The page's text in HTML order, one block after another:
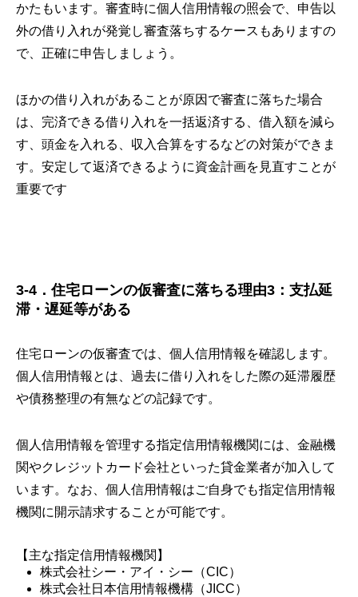
かたもいます。審査時に個人信用情報の照会で、申告以
外の借り入れが発覚し審査落ちするケースもありますの
で、正確に申告しましょう。
ほかの借り入れがあることが原因で審査に落ちた場合
は、完済できる借り入れを一括返済する、借入額を減ら
す、頭金を入れる、収入合算をするなどの対策ができま
す。安定して返済できるように資金計画を見直すことが
重要です
3-4．住宅ローンの仮審査に落ちる理由3：支払延
滞・遅延等がある
住宅ローンの仮審査では、個人信用情報を確認します。
個人信用情報とは、過去に借り入れをした際の延滞履歴
や債務整理の有無などの記録です。
個人信用情報を管理する指定信用情報機関には、金融機
関やクレジットカード会社といった貸金業者が加入して
います。なお、個人信用情報はご自身でも指定信用情報
機関に開示請求することが可能です。
【主な指定信用情報機関】
株式会社シー・アイ・シー（CIC）
株式会社日本信用情報機構（JICC）